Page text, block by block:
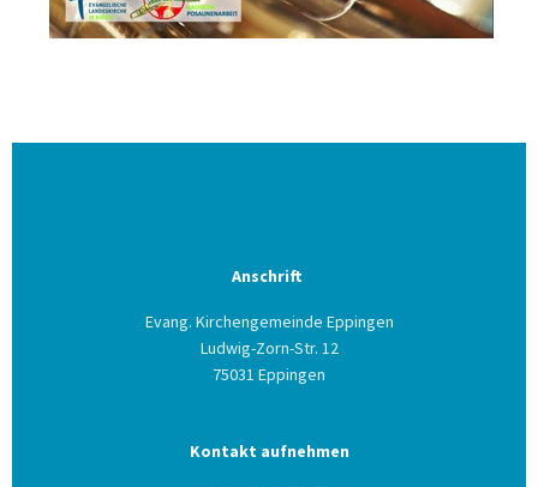
Anschrift
Evang. Kirchengemeinde Eppingen
Ludwig-Zorn-Str. 12
75031 Eppingen
Kontakt aufnehmen